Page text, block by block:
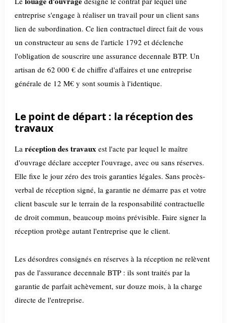
entreprise s'engage à réaliser un travail pour un client sans
lien de subordination. Ce lien contractuel direct fait de vous
un constructeur au sens de l'article 1792 et déclenche
l'obligation de souscrire une assurance decennale BTP. Un
artisan de 62 000 € de chiffre d'affaires et une entreprise
générale de 12 M€ y sont soumis à l'identique.
Le point de départ : la réception des
travaux
La réception des travaux est l'acte par lequel le maître
d'ouvrage déclare accepter l'ouvrage, avec ou sans réserves.
Elle fixe le jour zéro des trois garanties légales. Sans procès-
verbal de réception signé, la garantie ne démarre pas et votre
client bascule sur le terrain de la responsabilité contractuelle
de droit commun, beaucoup moins prévisible. Faire signer la
réception protège autant l'entreprise que le client.
Les désordres consignés en réserves à la réception ne relèvent
pas de l'assurance decennale BTP : ils sont traités par la
garantie de parfait achèvement, sur douze mois, à la charge
directe de l'entreprise.